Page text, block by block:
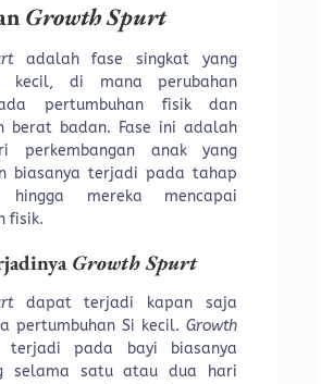
Growth Spurt
adalah fase singkat yang
kecil, di mana perubahan
pertumbuhan fisik dan
berat badan. Fase ini adalah
perkembangan anak yang
biasanya terjadi pada tahap
hingga mereka mencapai
fisik.
Growth Spurt
dapat terjadi kapan saja
pertumbuhan Si kecil.Growth
terjadi pada bayi biasanya
selama satu atau dua hari